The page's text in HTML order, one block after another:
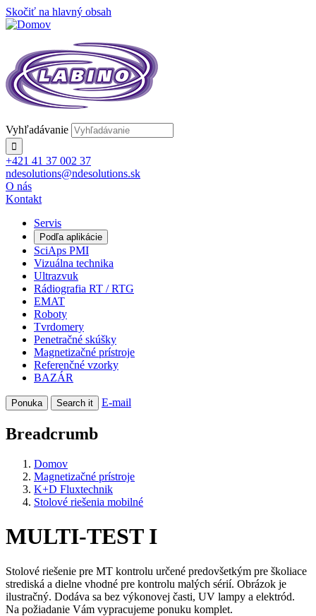
Skočiť na hlavný obsah
Vyhľadávanie
+421 41 37 002 37
ndesolutions@ndesolutions.sk
O nás
Kontakt
Servis
Podľa aplikácie
SciAps PMI
Vizuálna technika
Ultrazvuk
Rádiografia RT / RTG
EMAT
Roboty
Tvrdomery
Penetračné skúšky
Magnetizačné prístroje
Referenčné vzorky
BAZÁR
Ponuka Search it E-mail
Breadcrumb
Domov
Magnetizačné prístroje
K+D Fluxtechnik
Stolové riešenia mobilné
MULTI-TEST I
Stolové riešenie pre MT kontrolu určené predovšetkým pre školiace
strediská a dielne vhodné pre kontrolu malých sérií. Obrázok je
ilustračný. Dodáva sa bez výkonovej časti, UV lampy a elektród.
Na požiadanie Vám vypracujeme ponuku komplet.